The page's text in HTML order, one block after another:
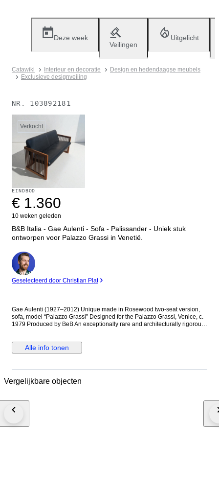
Deze week
Veilingen
Uitgelicht
Catawiki Interieur en decoratie
Design en hedendaagse meubels
Exclusieve designveiling
NR. 103892181
Verkocht
EINDBOD
€ 1.360
10 weken geleden
B&B Italia - Gae Aulenti - Sofa - Palissander - Uniek stuk
ontworpen voor Palazzo Grassi in Venetië.
Expert
Geselecteerd door Christian Plat
Gae Aulenti (1927–2012) Unique made in Rosewood two-seat version,
sofa, model “Palazzo Grassi” Designed for the Palazzo Grassi, Venice, c.
1979 Produced by BeB An exceptionally rare and architecturally rigorous
historic interior. The structure is crafted in solid palisander (rosewood), its
severe rectilinear geometry softened by the rhythmic vertical slats forming
and Venetian architectural tradition. The generously proportioned seat
deliberate contrast between material warmth and formal austerity.
Alle info tonen
Vergelijkbare objecten